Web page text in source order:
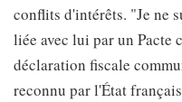
conflits d'intérêts. "Je ne
liée avec lui par un
déclaration fiscale
reconnu par l'État